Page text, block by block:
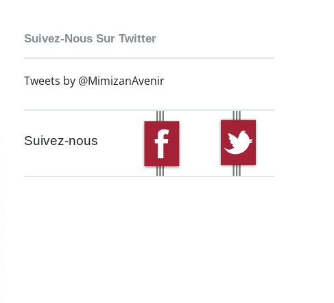
Suivez-Nous Sur Twitter
Tweets by @MimizanAvenir
Suivez-nous